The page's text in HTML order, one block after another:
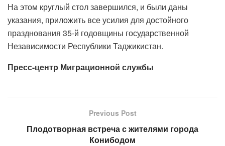
На этом круглый стол завершился, и были даны
указания, приложить все усилия для достойного
празднования 35-й годовщины государственной
Независимости Республики Таджикистан.
Пресс-центр Миграционной службы
Previous Post
Плодотворная встреча с жителями города
Конибодом